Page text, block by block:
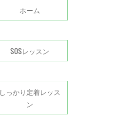
ホーム
SOSレッスン
しっかり定着レッス
ン